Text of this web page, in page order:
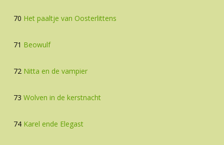
70 Het paaltje van Oosterlittens
71 Beowulf
72 Nitta en de vampier
73 Wolven in de kerstnacht
74 Karel ende Elegast